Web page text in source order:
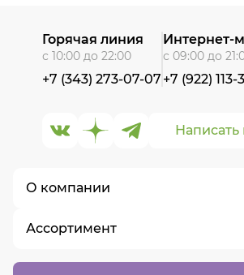
О компании
О нас
Контакты
Ассортимент
Написать
Горячая линия
с 10:00 до 22:00
+7 (343) 273-07-07
Интернет-
с 09:00 до
+7 (922) 113-